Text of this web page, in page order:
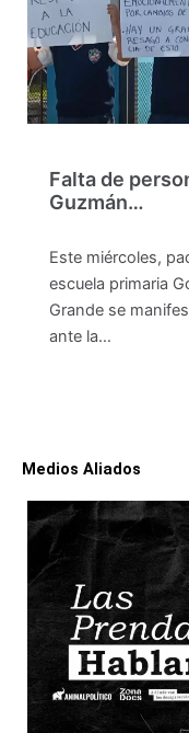
Falta de
Guzmán…
Este miércoles,
escuela primaria
Grande se
ante la…
Medios Aliados